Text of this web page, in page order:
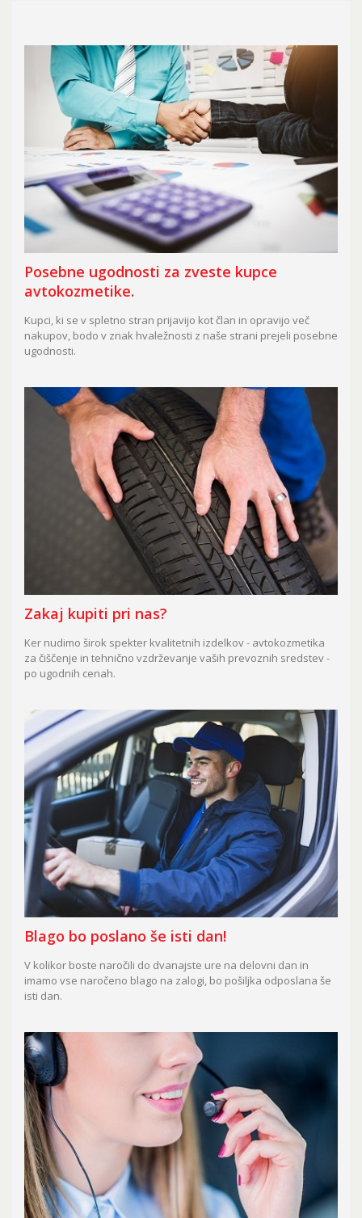
Posebne ugodnosti za zveste kupce
avtokozmetike.
Kupci, ki se v spletno stran prijavijo kot član in opravijo več
nakupov, bodo v znak hvaležnosti z naše strani prejeli posebne
ugodnosti.
Zakaj kupiti pri nas?
Ker nudimo širok spekter kvalitetnih izdelkov - avtokozmetika
za čiščenje in tehnično vzdrževanje vaših prevoznih sredstev -
po ugodnih cenah.
Blago bo poslano še isti dan!
V kolikor boste naročili do dvanajste ure na delovni dan in
imamo vse naročeno blago na zalogi, bo pošiljka odposlana še
isti dan.